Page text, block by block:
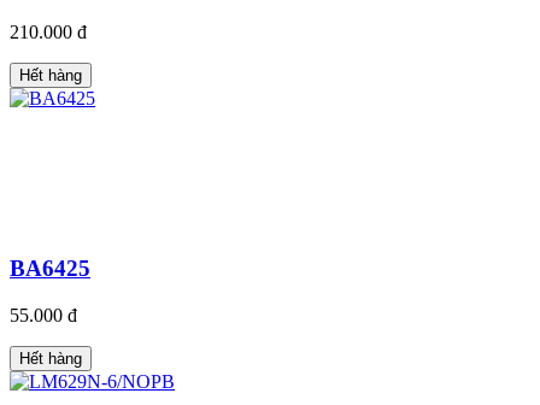
210.000 đ
Hết hàng
BA6425
55.000 đ
Hết hàng